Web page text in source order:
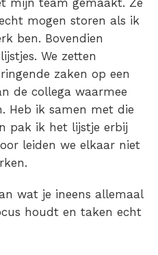
mogen storen als ik
ben. Bovendien
We zetten
zaken op een
de collega waarmee
Heb ik samen met die
pak ik het lijstje erbij
leiden we elkaar niet
wat je ineens allemaal
houdt en taken echt